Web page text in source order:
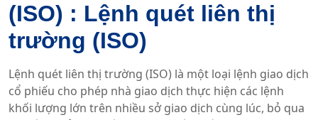
(ISO) : Lệnh quét liên thị
trường (ISO)
Lệnh quét liên thị trường (ISO) là một loại lệnh giao dịch
cổ phiếu cho phép nhà giao dịch thực hiện các lệnh
khối lượng lớn trên nhiều sở giao dịch cùng lúc, bỏ qua